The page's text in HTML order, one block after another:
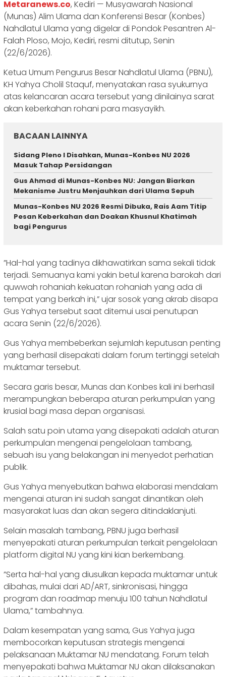
Metaranews.co, Kediri — Musyawarah Nasional
(Munas) Alim Ulama dan Konferensi Besar (Konbes)
Nahdlatul Ulama yang digelar di Pondok Pesantren Al-
Falah Ploso, Mojo, Kediri, resmi ditutup, Senin
(22/6/2026).
‎Ketua Umum Pengurus Besar Nahdlatul Ulama (PBNU),
KH Yahya Cholil Staquf, menyatakan rasa syukurnya
atas kelancaran acara tersebut yang dinilainya sarat
akan keberkahan rohani para masyayikh.
BACAAN LAINNYA
Sidang Pleno I Disahkan, Munas-Konbes NU 2026
Masuk Tahap Persidangan
Gus Ahmad di Munas-Konbes NU: Jangan Biarkan
Mekanisme Justru Menjauhkan dari Ulama Sepuh
Munas-Konbes NU 2026 Resmi Dibuka, Rais Aam Titip
Pesan Keberkahan dan Doakan Khusnul Khatimah
bagi Pengurus
‎”Hal-hal yang tadinya dikhawatirkan sama sekali tidak
terjadi. Semuanya kami yakin betul karena barokah dari
quwwah rohaniah kekuatan rohaniah yang ada di
tempat yang berkah ini,” ujar sosok yang akrab disapa
Gus Yahya tersebut saat ditemui usai penutupan
acara Senin (22/6/2026).
‎Gus Yahya membeberkan sejumlah keputusan penting
yang berhasil disepakati dalam forum tertinggi setelah
muktamar tersebut.
‎Secara garis besar, Munas dan Konbes kali ini berhasil
merampungkan beberapa aturan perkumpulan yang
krusial bagi masa depan organisasi.
‎Salah satu poin utama yang disepakati adalah aturan
perkumpulan mengenai pengelolaan tambang,
sebuah isu yang belakangan ini menyedot perhatian
publik.
‎Gus Yahya menyebutkan bahwa elaborasi mendalam
mengenai aturan ini sudah sangat dinantikan oleh
masyarakat luas dan akan segera ditindaklanjuti.
Selain masalah tambang, PBNU juga berhasil
menyepakati aturan perkumpulan terkait pengelolaan
platform digital NU yang kini kian berkembang.
‎”Serta hal-hal yang diusulkan kepada muktamar untuk
dibahas, mulai dari AD/ART, sinkronisasi, hingga
program dan roadmap menuju 100 tahun Nahdlatul
Ulama,” tambahnya.
‎Dalam kesempatan yang sama, Gus Yahya juga
membocorkan keputusan strategis mengenai
pelaksanaan Muktamar NU mendatang. Forum telah
menyepakati bahwa Muktamar NU akan dilaksanakan